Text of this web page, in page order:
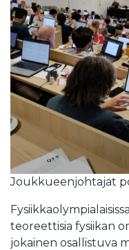
Joukkueenjohtajat
teoreettisia fysiikan
jokainen osallistuva